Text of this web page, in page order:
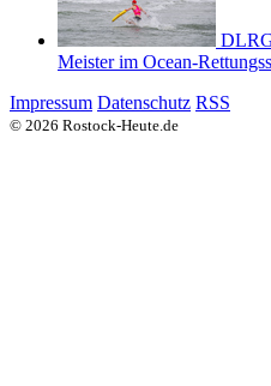
Meister im Ocean-
Impressum Datenschutz RSS
© 2026 Rostock-Heute.de